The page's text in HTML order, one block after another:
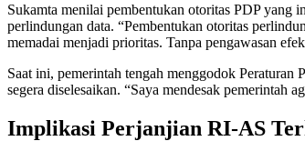
Sukamta menilai pembentukan otoritas PDP yang
perlindungan data. “Pembentukan otoritas
memadai menjadi prioritas. Tanpa pengawasan
Saat ini, pemerintah tengah menggodok
segera diselesaikan. “Saya mendesak pemerintah
Implikasi Perjanjian RI-AS